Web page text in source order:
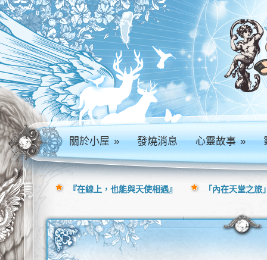
關於小屋» 發燒消息 心靈故事»
『在線上，也能與天使相遇』 「內在天堂之